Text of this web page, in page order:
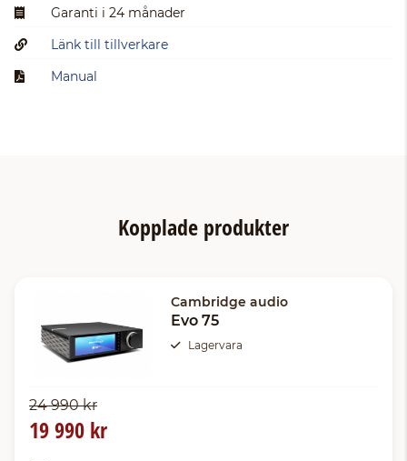
Garanti i 24 månader
Länk till tillverkare
Manual
Kopplade produkter
Cambridge audio
Evo 75
Lagervara
24 990 kr
19 990 kr